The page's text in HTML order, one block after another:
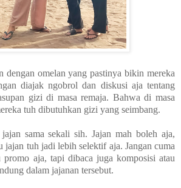
dengan omelan yang pastinya bikin mereka
diajak ngobrol dan diskusi aja tentang
gizi di masa remaja. Bahwa di masa
tuh dibutuhkan gizi yang seimbang.
sama sekali sih. Jajan mah boleh aja,
tuh jadi lebih selektif aja. Jangan cuma
aja, tapi dibaca juga komposisi atau
dalam jajanan tersebut.